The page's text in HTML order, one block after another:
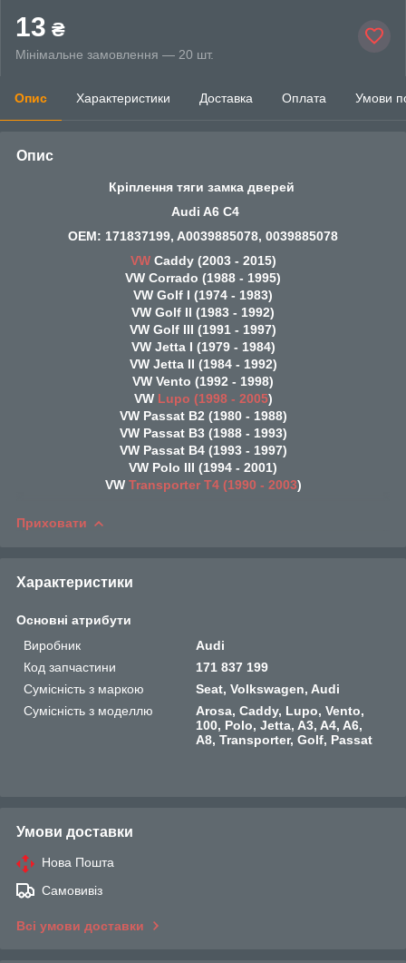
13 ₴
Мінімальне замовлення — 20 шт.
Опис Характеристики Доставка Оплата Умови
Опис
Кріплення тяги замка дверей
Audi A6 C4
OEM: 171837199, A0039885078, 0039885078
VWCaddy (2003 - 2015)
VW Corrado (1988 - 1995)
VW Golf I (1974 - 1983)
VW Golf II (1983 - 1992)
VW Golf III (1991 - 1997)
VW Jetta I (1979 - 1984)
VW Jetta II (1984 - 1992)
VW Vento (1992 - 1998)
VW Lupo (1998 - 2005)
VW Passat B2 (1980 - 1988)
VW Passat B3 (1988 - 1993)
VW Passat B4 (1993 - 1997)
VW Polo III (1994 - 2001)
VW Transporter T4 (1990 - 2003)
Приховати
Характеристики
Основні атрибути
Виробник
Audi
Код запчастини
171 837 199
Сумісність з маркою
Seat, Volkswagen, Audi
Сумісність з моделлю
Arosa, Caddy, Lupo, Vento,
100, Polo, Jetta, A3, A4, A6,
A8, Transporter, Golf, Passat
Умови доставки
Нова Пошта
Самовивіз
Всі умови доставки